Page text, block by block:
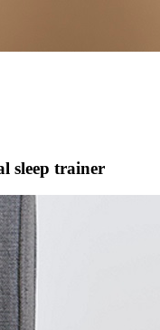
sleep trainer